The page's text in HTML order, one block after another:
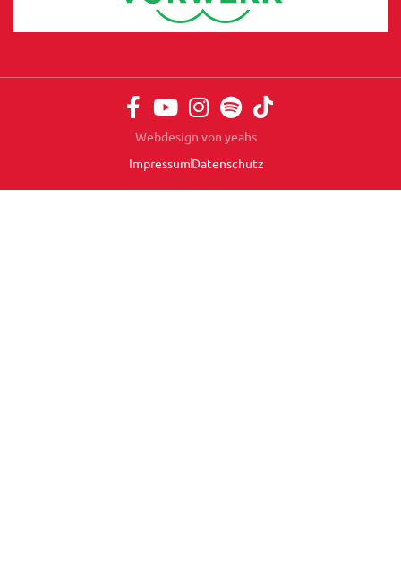
Webdesign von yeahs
ImpressumDatenschutz